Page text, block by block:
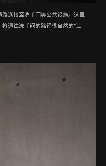
连接至洗手间等公共设施。这里
通往洗手间的路径很自然的“让